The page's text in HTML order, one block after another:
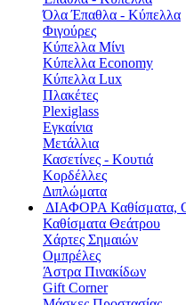
Όλα Έπαθλα - Κύπελλα
Φιγούρες
Κύπελλα Μίνι
Κύπελλα Economy
Κύπελλα Lux
Πλακέτες
Plexiglass
Εγκαίνια
Μετάλλια
Κασετίνες - Κουτιά
Κορδέλλες
Διπλώματα
ΔΙΑΦΟΡΑ Καθίσματα,
Καθίσματα Θεάτρου
Χάρτες Σημαιών
Ομπρέλες
Άστρα Πινακίδων
Gift Corner